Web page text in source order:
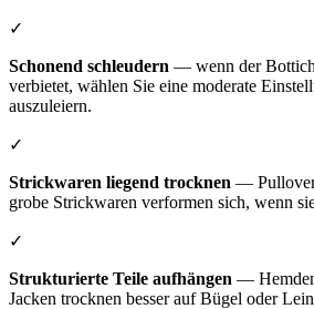
✓
Schonend schleudern — wenn der
verbietet, wählen Sie eine moderate
auszuleiern.
✓
Strickwaren liegend trocknen —
grobe Strickwaren verformen sich, wenn
✓
Strukturierte Teile aufhängen —
Jacken trocknen besser auf Bügel oder